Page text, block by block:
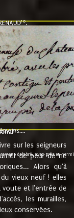
10.
du mois de
chevalier baron
monsieur
present et
indivisables et
Baron et ses
de 880 livre louis
9.
delabré, avec près et
sur les seigneurs
de peur de ne
Alors qu'à
vieux neuf ! elles
voute et l'entrée de
les murailles,
conservées.